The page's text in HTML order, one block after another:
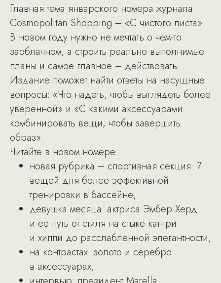
Главная тема январского номера журнала
Cosmopolitan Shopping – «С чистого листа».
В новом году нужно не мечтать о чем-то
заоблачном, а строить реально выполнимые
планы и самое главное – действовать.
Издание поможет найти ответы на насущные
вопросы: «Что надеть, чтобы выглядеть более
уверенной» и «С какими аксессуарами
комбинировать вещи, чтобы завершить
образ».
Читайте в новом номере:
новая рубрика – спортивная секция: 7
вещей для более эффективной
тренировки в бассейне;
девушка месяца: актриса Эмбер Херд
и ее путь от стиля на стыке кантри
и хиппи до расслабленной элегантности;
на контрастах: золото и серебро
в аксессуарах;